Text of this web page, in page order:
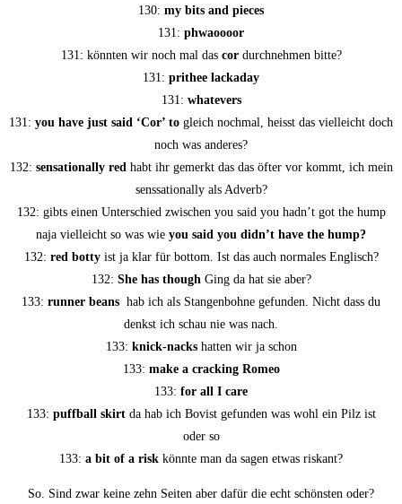
130: my bits and pieces
131: phwaooo­or
131: könn­ten wir noch mal das cordurch­neh­men bitte?
131: prithee lack­a­day
131: wha­te­vers
131: you have just said ‘Cor’ to gleich noch­mal, heisst das viel­leicht doch
noch was anderes?
132: sen­sa­tio­nal­ly redhabt ihr gemerkt das das öfter vor kommt, ich mein
sen­s­sa­tio­nal­ly als Adverb?
132: gibts einen Unter­schied zwi­schen you said you hadn’t got the hump
naja viel­leicht so was wie you said you did­n’t have the hump?
132: red bot­tyist ja klar für bot­tom. Ist das auch nor­ma­les Englisch?
132: She has thoughGing da hat sie aber?
133: run­ner beans hab ich als Stan­gen­boh­ne gefun­den. Nicht dass du
denkst ich schau nie was nach.
133: knick-nackshat­ten wir ja schon
133: make a crack­ing Romeo
133: for all I care
133: puff­ball skirtda hab ich Bovist gefun­den was wohl ein Pilz ist
oder so
133: a bit of a risk könn­te man da sagen etwas riskant?
So. Sind zwar kei­ne zehn Sei­ten aber dafür die echt schöns­ten oder?